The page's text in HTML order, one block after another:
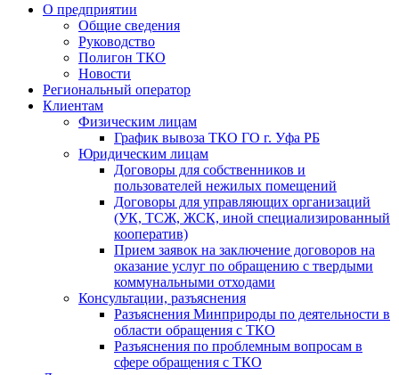
О предприятии
Общие сведения
Руководство
Полигон ТКО
Новости
Региональный оператор
Клиентам
Физическим лицам
График вывоза ТКО ГО г. Уфа РБ
Юридическим лицам
Договоры для собственников и
пользователей нежилых помещений
Договоры для управляющих организаций
(УК, ТСЖ, ЖСК, иной специализированный
кооператив)
Прием заявок на заключение договоров на
оказание услуг по обращению с твердыми
коммунальными отходами
Консультации, разъяснения
Разъяснения Минприроды по деятельности в
области обращения с ТКО
Разъяснения по проблемным вопросам в
сфере обращения с ТКО